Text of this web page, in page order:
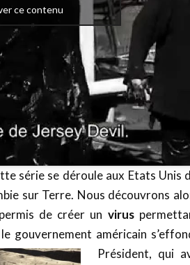
ce contenu
série se déroule aux Etats Unis
sur Terre. Nous découvrons
de créer un virus
gouvernement américain
Président, qui